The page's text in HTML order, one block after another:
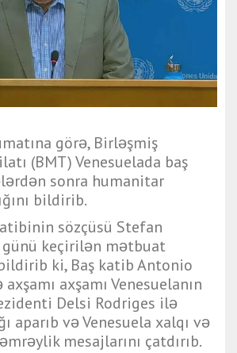
görə, Birləşmiş
(BMT) Venesuelada baş
sonra humanitar
bildirib.
sözçüsü Stefan
keçirilən mətbuat
ki, Baş katib Antonio
axşamı Venesuelanın
Delsi Rodriges ilə
aparıb və Venesuela xalqı və
mesajlarını çatdırıb.